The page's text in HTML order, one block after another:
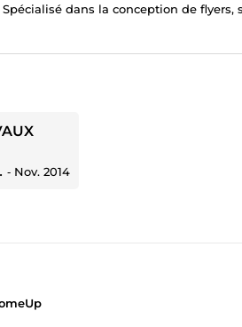
dans la conception de flyers,
‐ Nov. 2014